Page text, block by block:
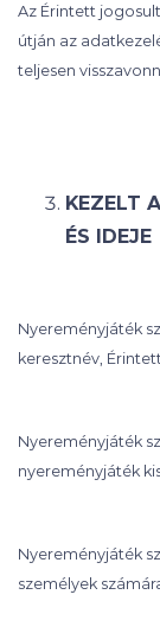
Az Érintett
útján az
teljesen
KEZELT
ÉS IDEJE
Nyereményjáték
keresztnév,
Nyereményjáték
nyereményjáték
Nyereményjáték
személyek